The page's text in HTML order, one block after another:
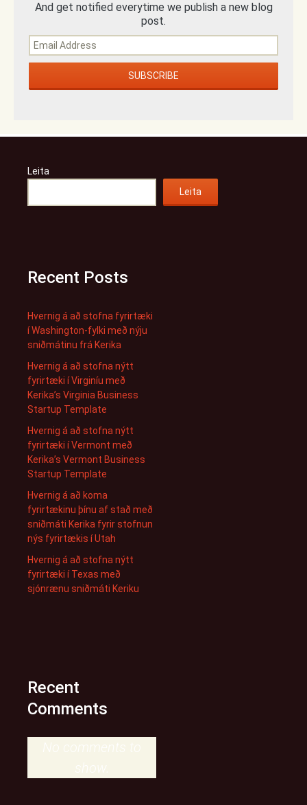
And get notified everytime we publish a new blog
post.
Leita
Leita
Recent Posts
Hvernig á að stofna fyrirtæki
í Washington-fylki með nýju
sniðmátinu frá Kerika
Hvernig á að stofna nýtt
fyrirtæki í Virginíu með
Kerika’s Virginia Business
Startup Template
Hvernig á að stofna nýtt
fyrirtæki í Vermont með
Kerika’s Vermont Business
Startup Template
Hvernig á að koma
fyrirtækinu þínu af stað með
sniðmáti Kerika fyrir stofnun
nýs fyrirtækis í Utah
Hvernig á að stofna nýtt
fyrirtæki í Texas með
sjónrænu sniðmáti Keriku
Recent
Comments
No comments to
show.